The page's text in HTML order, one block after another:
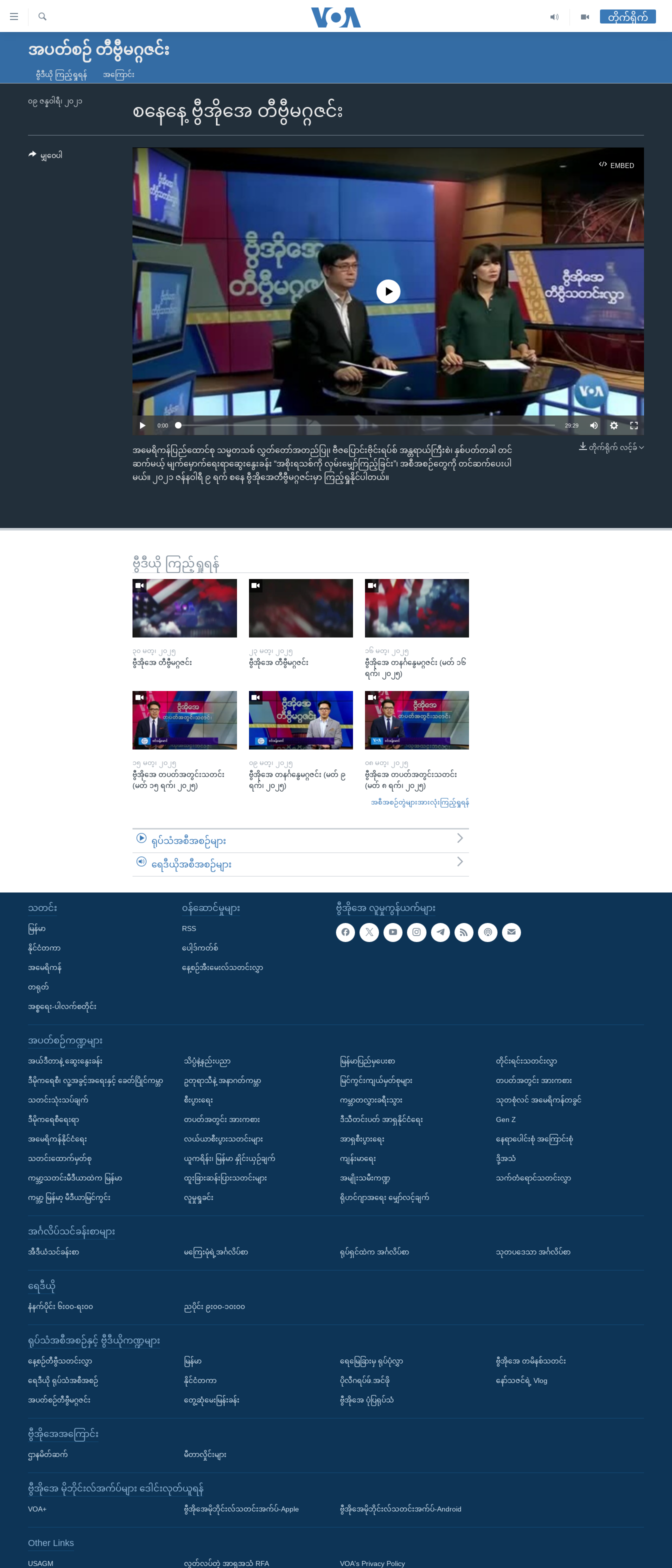
လွယ်ကူ
သည့်
မူလစာမျက်နှာ
ကမ္ဘာ့သတင်းများ
နိုင်ငံတကာ
တရုတ်
အစ္စရေး-ပါလက်စတိုင်း
ရပ်ဝန်းတခု လမ်းတခု အလွန်
အင်္ဂလိပ်စာလေ့လာမယ်
Learning English
ရ
တိုက်ရိုက်
အပတ်စဉ် တီဗွီမဂ္ဂဇင်း
ဗွီဒီယို ကြည့်ရှုရန် အကြောင်း
စနေနေ့ ဗွီအိုအေ တီဗွီမဂ္ဂဇင်း
၀၉ ဇန္နဝါရီ၊ ၂၀၂၁
EMBED
EMBED
No media source currently available
0:00 29:29
တိုက်ရိုက် လင့်ခ်
အမေရိကန်ပြည်ထောင်စု သမ္မတသစ် လွှတ်တော်အတည်ပြု၊ ဗီဇပြောင်းဗိုင်းရပ်စ် အန္တရာယ်ကြီးစဲ၊ နှစ်ပတ်တခါ တင်
ဆက်မယ့် မျက်မှောက်ရေးရာဆွေးနွေးခန်း “အစိုးရသစ်ကို လှမ်းမျှော်ကြည့်ခြင်း”၊ အစီအစဉ်တွေကို တင်ဆက်ပေးပါ
မယ်။ ၂၀၂၁ ဇန်နဝါရီ ၉ ရက် စနေ ဗွီအိုအေတီဗွီမဂ္ဂဇင်းမှာ ကြည့်ရှုနိုင်ပါတယ်။
မျှဝေပါ
ဗွီဒီယို ကြည့်ရှုရန်
၃၀ မတ္၊ ၂၀၂၅
ဗွီအိုအေ တီဗွီမဂ္ဂဇင်း
၂၃ မတ္၊ ၂၀၂၅
ဗွီအိုအေ တီဗွီမဂ္ဂဇင်း
၁၆ မတ္၊ ၂၀၂၅
ဗွီအိုအေ တနင်္ဂနွေမဂ္ဂဇင်း (မတ် ၁၆
ရက်၊ ၂၀၂၅)
၁၅ မတ္၊ ၂၀၂၅
ဗွီအိုအေ တပတ်အတွင်းသတင်း
(မတ် ၁၅ ရက်၊ ၂၀၂၅)
၀၉ မတ္၊ ၂၀၂၅
ဗွီအိုအေ တနင်္ဂနွေမဂ္ဂဇင်း (မတ် ၉
ရက်၊ ၂၀၂၅)
၀၈ မတ္၊ ၂၀၂၅
ဗွီအိုအေ တပတ်အတွင်းသတင်း
(မတ် ၈ ရက်၊ ၂၀၂၅)
အစီအစဉ်တွဲများအားလုံးကြည့်ရှုရန်
ရုပ်သံအစီအစဉ်များ
ရေဒီယိုအစီအစဉ်များ
ဗွီအိုအေ လူမှုကွန်ယက်များ
သတင်း
မြန်မာ
နိုင်ငံတကာ
အမေရိကန်
တရုတ်
အစ္စရေး-ပါလက်စတိုင်း
၀န်ဆောင်မှုများ
RSS
ပေါ့ဒ်ကတ်စ်
နေ့စဉ်အီးမေးလ်သတင်းလွှာ
အပတ်စဉ်ကဏ္ဍများ
အယ်ဒီတာနဲ့ ဆွေးနွေးခန်း
ဒီမိုကရေစီ၊ လူ့အခွင့်အရေးနှင့် ခေတ်ပြိုင်ကမ္ဘာ
သတင်းသုံးသပ်ချက်
ဒီမိုကရေစီရေးရာ
အမေရိကန်နိုင်ငံရေး
သတင်းထောက်မှတ်စု
ကမ္ဘာ့သတင်းမီဒီယာထဲက မြန်မာ
ကမ္ဘာ့ မြန်မာ့ မီဒီယာမြင်ကွင်း
သိပ္ပံနဲ့နည်းပညာ
ဥတုရာသီနဲ့ အနာဂတ်ကမ္ဘာ
စီးပွားရေး
တပတ်အတွင်း အားကစား
လယ်ယာစီးပွားသတင်းများ
ယူကရိန်း၊ မြန်မာ နှိုင်းယှဉ်ချက်
ထူးခြားဆန်းပြားသတင်းများ
လူမှုရှုခင်း
မြန်မာပြည်မှပေးစာ
မြင်ကွင်းကျယ်မှတ်စုများ
ကမ္ဘာတလွှားခရီးသွား
ဒီသီတင်းပတ် အာရှနိုင်ငံရေး
အာရှစီးပွားရေး
ကျန်းမာရေး
အမျိုးသမီးကဏ္ဍ
ရိုဟင်ဂျာအရေး မျှော်လင့်ချက်
တိုင်းရင်းသတင်းလွှာ
တပတ်အတွင်း အားကစား
သုတစုံလင် အမေရိကန်တခွင်
Gen Z
နေရာပေါင်းစုံ အကြောင်းစုံ
ဒို့အသံ
သက်တံရောင်သတင်းလွှာ
အင်္ဂလိပ်သင်ခန်းစာများ
အီဒီယံသင်ခန်းစာ မကြေးမုံရဲ့အင်္ဂလိပ်စာ ရုပ်ရှင်ထဲက အင်္ဂလိပ်စာ သုတပဒေသာ အင်္ဂလိပ်စာ
ရေဒီယို
နံနက်ပိုင်း ၆း၀၀-ရး၀၀ ညပိုင်း ၉း၀၀-၁၀း၀၀
ရုပ်သံအစီအစဉ်နှင့် ဗွီဒီယိုကဏ္ဍများ
နေ့စဉ်တီဗွီသတင်းလွှာ
ရေဒီယို ရုပ်သံအစီအစဉ်
အပတ်စဉ်တီဗွီမဂ္ဂဇင်း
မြန်မာ
နိုင်ငံတကာ
တွေ့ဆုံမေးမြန်းခန်း
ရေမြေခြားမှ ရုပ်ပုံလွှာ
ပိုလီဂရပ်ဖ်.အင်ဖို
ဗွီအိုအေ ပုံပြရုပ်သံ
ဗွီအိုအေ တမိနစ်သတင်း
နော်သဇင်ရဲ့ Vlog
ဗွီအိုအေအကြောင်း
ဌာနမိတ်ဆက် မီတာလှိုင်းများ
ဗွီအိုအေ မိုဘိုင်းလ်အက်ပ်များ ဒေါင်းလုတ်ယူရန်
VOA+ ဗွီအိုအေမိုဘိုင်းလ်သတင်းအက်ပ်-Apple ဗွီအိုအေမိုဘိုင်းလ်သတင်းအက်ပ်-Android
Other Links
USAGM လွတ်လပ်တဲ့ အာရှအသံ RFA VOA's Privacy Policy